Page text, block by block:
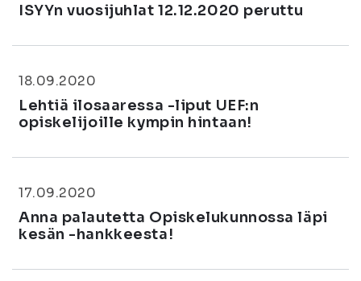
ISYYn vuosijuhlat 12.12.2020 peruttu
18.09.2020
Lehtiä ilosaaressa -liput UEF:n
opiskelijoille kympin hintaan!
17.09.2020
Anna palautetta Opiskelukunnossa läpi
kesän -hankkeesta!